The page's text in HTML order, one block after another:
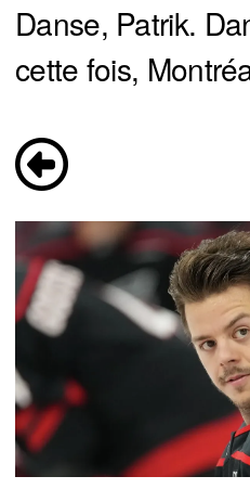
Danse, Patrik.
cette fois,